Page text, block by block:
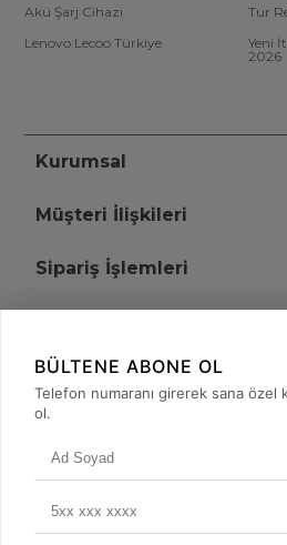
Akü Şarj Cihazı
Tur
Lenovo Lecoo Türkiye
Yeni
2026
Kurumsal
Müşteri İlişkileri
Sipariş İşlemleri
+90 (850) 473
BÜLTENE ABONE OL
Telefon numaranı girerek sana özel
ol.